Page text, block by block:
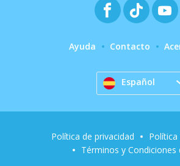
Ayuda Contacto
Español
Política de privacidad
Términos y Condiciones